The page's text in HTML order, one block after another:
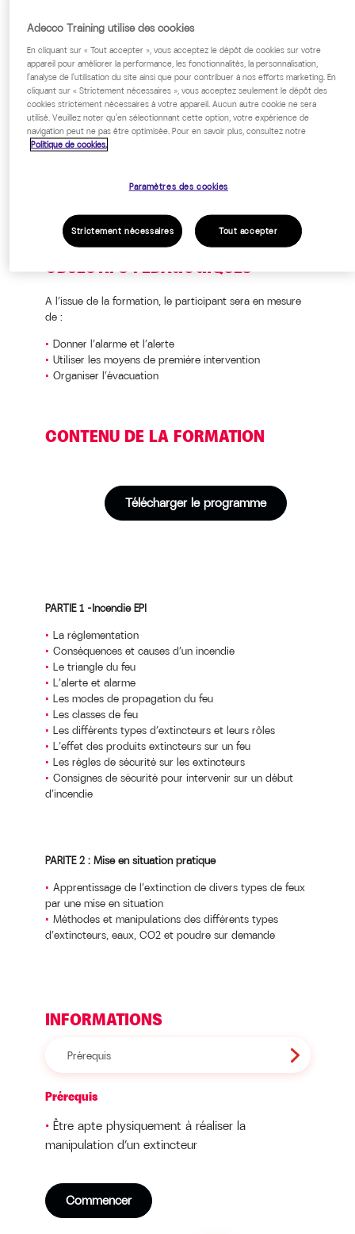
De 4 à 12 participants
Prix
Sur devis, nous consulter
Public cible
L'ensemble du personnel
OBJECTIFS PÉDAGOGIQUES
A l’issue de la formation, le participant sera en mesure
de :
Donner l’alarme et l’alerte
Utiliser les moyens de première intervention
Organiser l’évacuation
CONTENU DE LA FORMATION
Télécharger le programme
PARTIE 1 –Incendie EPI
La réglementation
Conséquences et causes d’un incendie
Le triangle du feu
L’alerte et alarme
Les modes de propagation du feu
Les classes de feu
Les différents types d’extincteurs et leurs rôles
L’effet des produits extincteurs sur un feu
Les règles de sécurité sur les extincteurs
Consignes de sécurité pour intervenir sur un début
d’incendie
PARITE 2 : Mise en situation pratique
Apprentissage de l’extinction de divers types de feux
par une mise en situation
Méthodes et manipulations des différents types
d’extincteurs, eaux, CO2 et poudre sur demande
INFORMATIONS
Prérequis
Prérequis
Être apte physiquement à réaliser la
manipulation d’un extincteur
Commencer
Adecco Training utilise des cookies
En cliquant sur « Tout accepter », vous acceptez le dépôt de cookies sur votre
appareil pour améliorer la performance, les fonctionnalités, la personnalisation,
l'analyse de l'utilisation du site ainsi que pour contribuer à nos efforts marketing. En
cliquant sur « Strictement nécessaires », vous acceptez seulement le dépôt des
cookies strictement nécessaires à votre appareil. Aucun autre cookie ne sera
utilisé. Veuillez noter qu'en sélectionnant cette option, votre expérience de
navigation peut ne pas être optimisée. Pour en savoir plus, consultez notre
Politique de cookies.
Paramètres des cookies
Strictement nécessaires Tout accepter